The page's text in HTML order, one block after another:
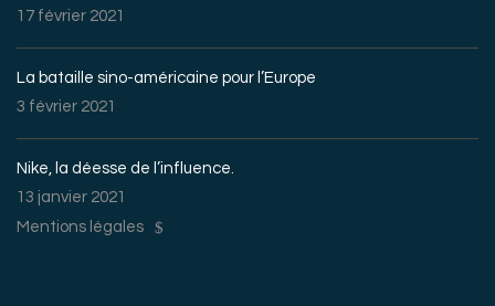
17 février 2021
La bataille sino-américaine pour l’Europe
3 février 2021
Nike, la déesse de l’influence.
13 janvier 2021
Mentions légales